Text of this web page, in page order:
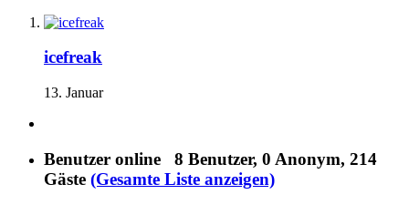
icefreak
13. Januar
Benutzer online 8 Benutzer, 0 Anonym, 214
Gäste (Gesamte Liste anzeigen)